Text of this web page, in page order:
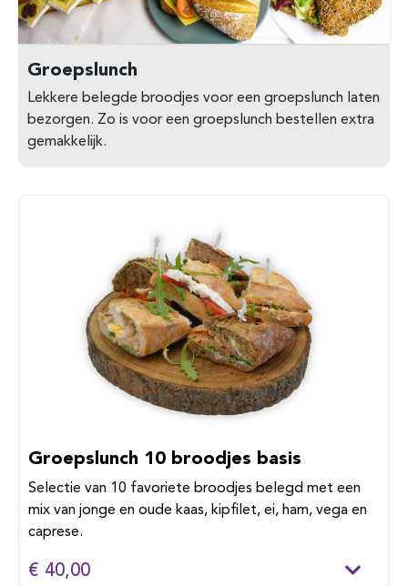
Groepslunch
Lekkere belegde broodjes voor een groepslunch laten
bezorgen. Zo is voor een groepslunch bestellen extra
gemakkelijk.
Groepslunch 10 broodjes basis
Selectie van 10 favoriete broodjes belegd met een
mix van jonge en oude kaas, kipfilet, ei, ham, vega en
caprese.
€ 40,00